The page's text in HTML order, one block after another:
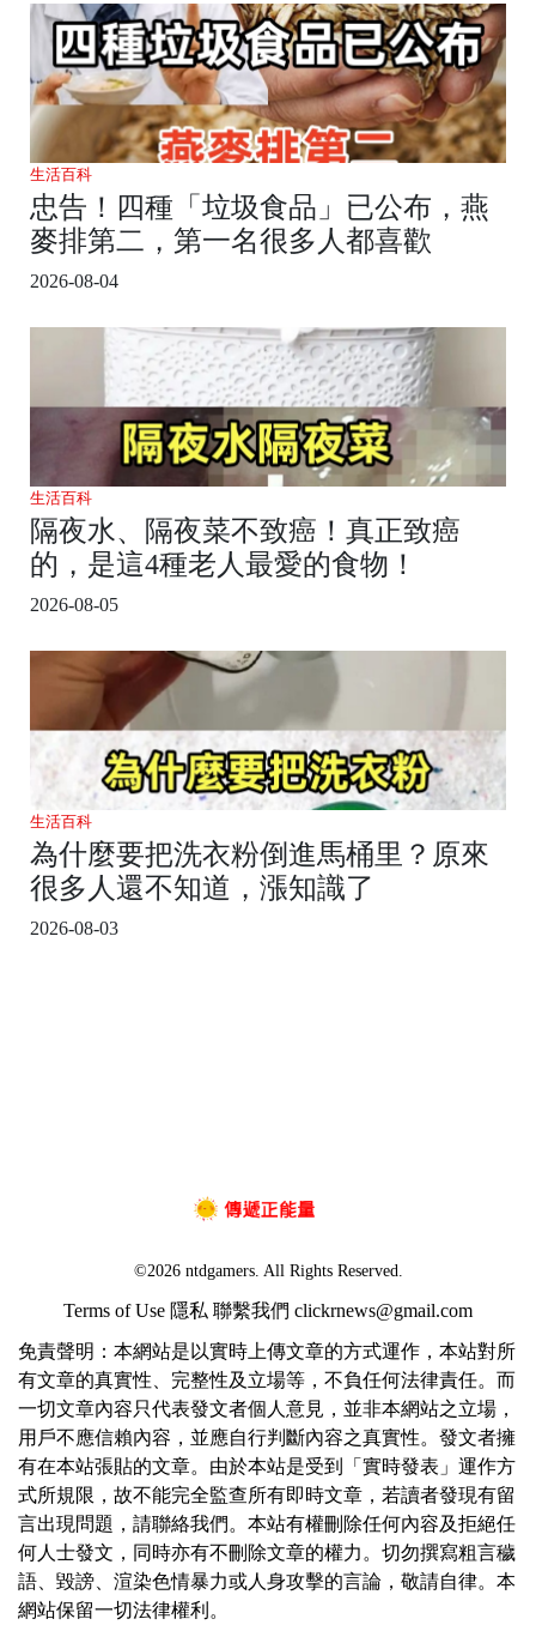
生活百科
忠告！四種「垃圾食品」已公布，燕
麥排第二，第一名很多人都喜歡
2026-08-04
生活百科
隔夜水、隔夜菜不致癌！真正致癌
的，是這4種老人最愛的食物！
2026-08-05
生活百科
為什麼要把洗衣粉倒進馬桶里？原來
很多人還不知道，漲知識了
2026-08-03
©2026 ntdgamers. All Rights Reserved.
Terms of Use 隱私 聯繫我們 clickrnews@gmail.com
免責聲明：本網站是以實時上傳文章的方式運作，本站對所
有文章的真實性、完整性及立場等，不負任何法律責任。而
一切文章內容只代表發文者個人意見，並非本網站之立場，
用戶不應信賴內容，並應自行判斷內容之真實性。發文者擁
有在本站張貼的文章。由於本站是受到「實時發表」運作方
式所規限，故不能完全監查所有即時文章，若讀者發現有留
言出現問題，請聯絡我們。本站有權刪除任何內容及拒絕任
何人士發文，同時亦有不刪除文章的權力。切勿撰寫粗言穢
語、毀謗、渲染色情暴力或人身攻擊的言論，敬請自律。本
網站保留一切法律權利。